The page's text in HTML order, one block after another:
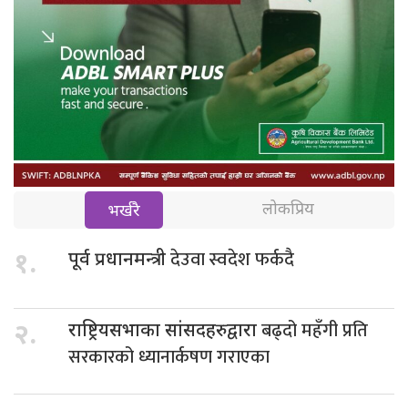
भर्खरै लोकप्रिय
१. पूर्व प्रधानमन्त्रीदेउवा स्वदेश फर्कदै
२. राष्ट्रियसभाका सांसदहरुद्वाराबढ्दो महँगी प्रति
सरकारको ध्यानार्कषण गराएका